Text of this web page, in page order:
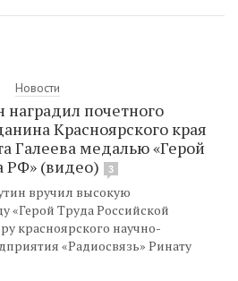
Новости
наградил почетного
Красноярского края
Галеева медалью «Герой
РФ» (видео)
3
вручил высокую
«Герой Труда Российской
красноярского научно-
«Радиосвязь» Ринату